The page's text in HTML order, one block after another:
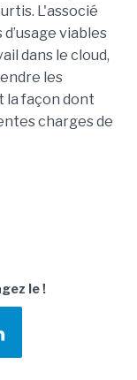
L'associé
viables
dans le cloud,
les
la façon dont
charges de
le !